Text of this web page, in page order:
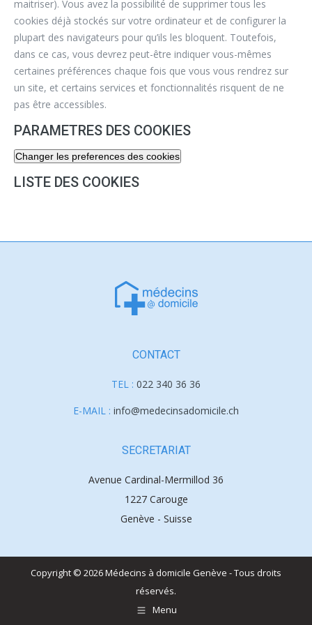
maitriser). Vous avez la possibilité de supprimer tous les
cookies déjà stockés sur votre ordinateur et de configurer la
plupart des navigateurs pour qu’ils les bloquent. Toutefois,
dans ce cas, vous devrez peut-être indiquer vous-mêmes
certaines préférences chaque fois que vous vous rendrez sur
un site, et certains services et fonctionnalités risquent de ne
pas être accessibles.
PARAMETRES DES COOKIES
Changer les preferences des cookies
LISTE DES COOKIES
CONTACT
TEL : 022 340 36 36
E-MAIL : info@medecinsadomicile.ch
SECRETARIAT
Avenue Cardinal-Mermillod 36
1227 Carouge
Genève - Suisse
Copyright © 2026 Médecins à domicile Genève - Tous droits
réservés.
Menu